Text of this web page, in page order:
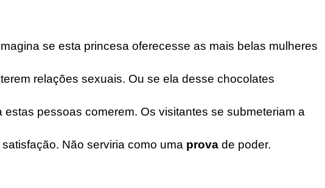
se esta princesa oferecesse as mais belas mulheres
relações sexuais. Ou se ela desse chocolates
estas pessoas comerem. Os visitantes se submeteriam a
Não serviria como uma prova de poder.